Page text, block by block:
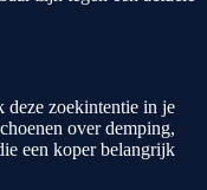
zoekintentie in je
over demping,
een koper belangrijk